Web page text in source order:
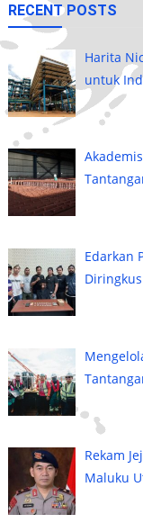
RECENT POSTS
Harita
untuk
Edarkan
Rekam
Maluku